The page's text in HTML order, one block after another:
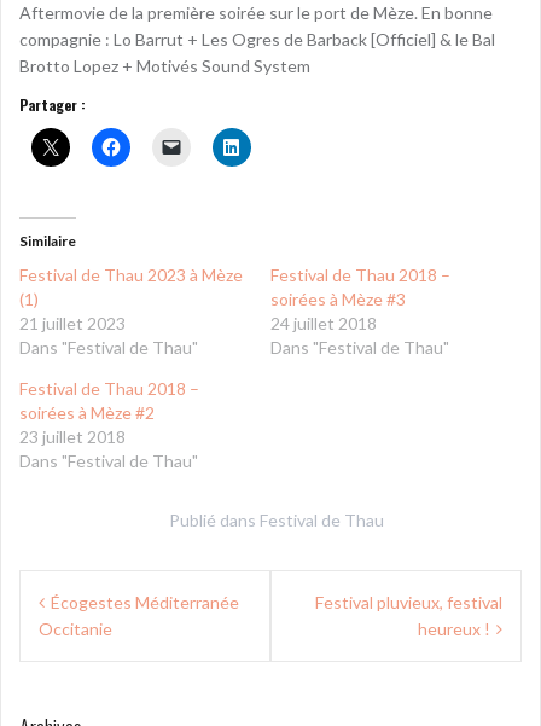
Aftermovie de la première soirée sur le port de Mèze. En bonne
compagnie : Lo Barrut + Les Ogres de Barback [Officiel] & le Bal
Brotto Lopez + Motivés Sound System
Partager :
Similaire
Festival de Thau 2023 à Mèze
(1)
21 juillet 2023
Dans "Festival de Thau"
Festival de Thau 2018 –
soirées à Mèze #3
24 juillet 2018
Dans "Festival de Thau"
Festival de Thau 2018 –
soirées à Mèze #2
23 juillet 2018
Dans "Festival de Thau"
Publié dans Festival de Thau
Navigation
deÉcogestes Méditerranée
Occitanie
Festival pluvieux, festival
heureux !